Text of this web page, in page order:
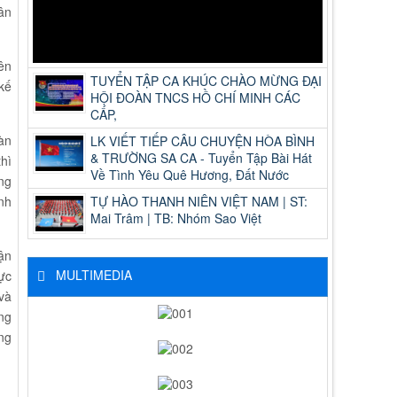
TUYỂN TẬP CA KHÚC CHÀO MỪNG ĐẠI
HỘI ĐOÀN TNCS HỒ CHÍ MINH CÁC
CẤP,
LK VIẾT TIẾP CÂU CHUYỆN HÒA BÌNH
& TRƯỜNG SA CA - Tuyển Tập Bài Hát
Về Tình Yêu Quê Hương, Đất Nước
TỰ HÀO THANH NIÊN VIỆT NAM | ST:
Mai Trâm | TB: Nhóm Sao Việt
MULTIMEDIA